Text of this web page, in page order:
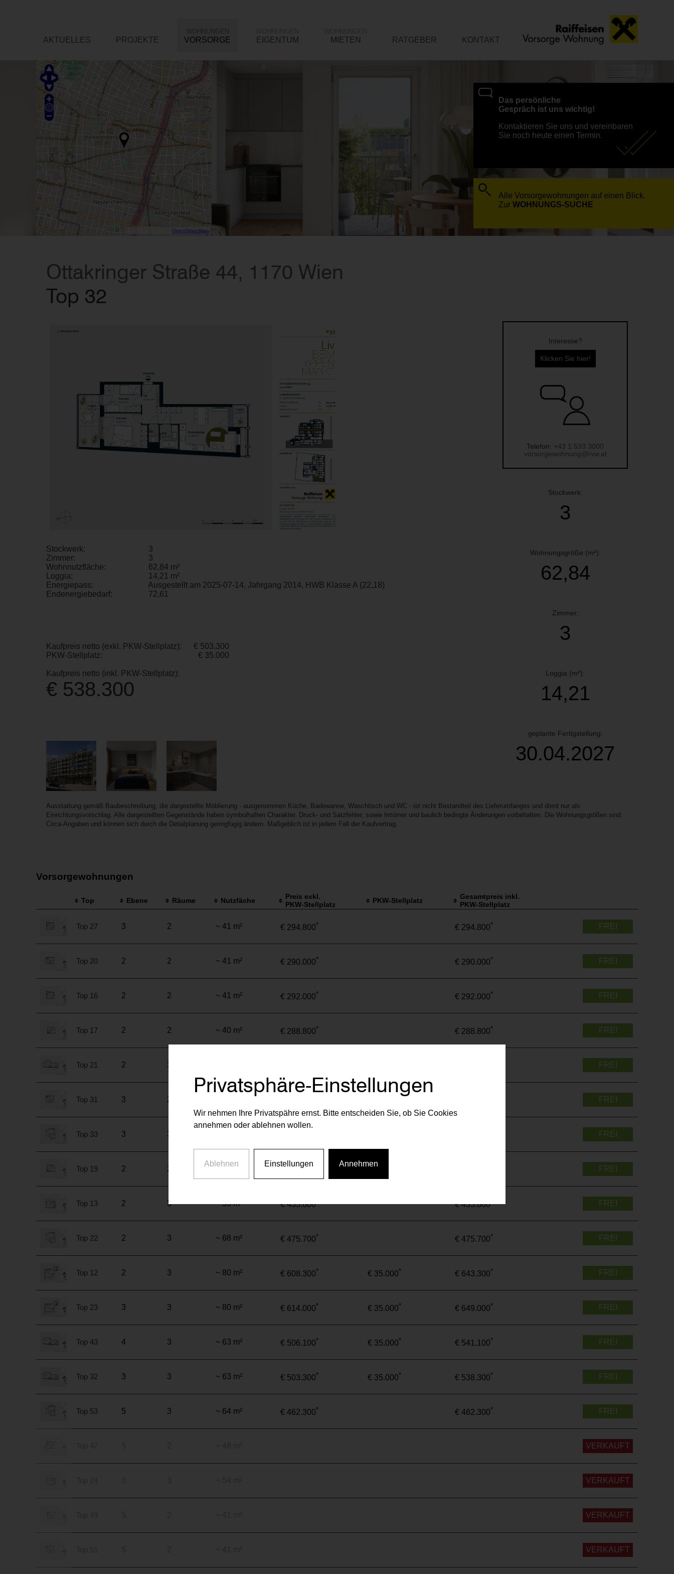
Das persönliche
Gespräch ist uns wichtig!
Kontaktieren Sie uns und vereinbaren
Sie noch heute einen Termin.
Alle Vorsorgewohnungen auf einen Blick.
Zur WOHNUNGS-SUCHE
AKTUELLES PROJEKTE VORSORGE EIGENTUM MIETEN RATGEBER KONTAKT
OpenStreetMap
Ottakringer Straße 44, 1170 Wien
Top 32
Interesse?
Klicken Sie hier!
Telefon: +43 1 533 3000
vorsorgewohnung@rvw.at
Stockwerk:
3
Wohnungsgröße (m²):
62,84
Zimmer:
3
Loggia (m²):
14,21
geplante Fertigstellung:
30.04.2027
Stockwerk:
3
Zimmer:
3
Wohnnutzfläche:
62,84 m²
Loggia:
14,21 m²
Energiepass:
Ausgestellt am 2025-07-14, Jahrgang 2014, HWB Klasse A (22,18)
Endenergiebedarf:
72,61
Kaufpreis netto (exkl. PKW-Stellplatz):
€ 503.300
PKW-Stellplatz:
€ 35.000
Kaufpreis netto (inkl. PKW-Stellplatz):
€ 538.300
Ausstattung gemäß Baubeschreibung, die dargestellte Möblierung - ausgenommen Küche, Badewanne, Waschtisch und WC - ist nicht Bestandteil des Lieferumfanges und dient nur als
Einrichtungsvorschlag. Alle dargestellten Gegenstände haben symbolhaften Charakter. Druck- und Satzfehler, sowie Irrtümer und baulich bedingte Änderungen vorbehalten. Die Wohnungsgrößen sind
Circa-Angaben und können sich durch die Detailplanung geringfügig ändern. Maßgeblich ist in jedem Fall der Kaufvertrag.
Vorsorgewohnungen
Top Ebene Räume Nutzfäche
Preis exkl.
PKW-Stellplatz
PKW-Stellplatz
Gesamtpreis inkl.
PKW-Stellplatz
Top 27 3 2 ~ 41 m² € 294.800* € 294.800* FREI
Top 20 2 2 ~ 41 m² € 290.000* € 290.000* FREI
Top 16 2 2 ~ 41 m² € 292.000* € 292.000* FREI
Top 17 2 2 ~ 40 m² € 288.800* € 288.800* FREI
Top 21 2 3 FREI
Top 31 3 2 FREI
Top 33 3 3 FREI
Top 19 2 2 ~ 40 m² € 288.800 FREI
Top 13 2 3 ~ 53 m² € 433.000 € 433.000 FREI
Top 22 2 3 ~ 68 m² € 475.700* € 475.700* FREI
Top 12 2 3 ~ 80 m² € 608.300* € 35.000* € 643.300* FREI
Top 23 3 3 ~ 80 m² € 614.000* € 35.000* € 649.000* FREI
Top 43 4 3 ~ 63 m² € 506.100* € 35.000* € 541.100* FREI
Top 32 3 3 ~ 63 m² € 503.300* € 35.000* € 538.300* FREI
Top 53 5 3 ~ 64 m² € 462.300* € 462.300* FREI
VERKAUFT
VERKAUFT
VERKAUFT
VERKAUFT
Privatsphäre-Einstellungen
Wir nehmen Ihre Privatspähre ernst. Bitte entscheiden Sie, ob Sie Cookies
annehmen oder ablehnen wollen.
Ablehnen Einstellungen Annehmen